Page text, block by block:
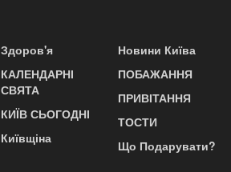
Здоров'я
КАЛЕНДАРНІ
СВЯТА
КИЇВ СЬОГОДНІ
Київщіна
Новини Київа
ПОБАЖАННЯ
ПРИВІТАННЯ
ТОСТИ
Що Подарувати?